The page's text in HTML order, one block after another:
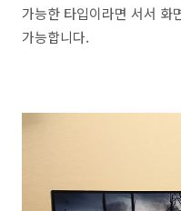
가능한 타입이라면 서서 화
가능합니다.